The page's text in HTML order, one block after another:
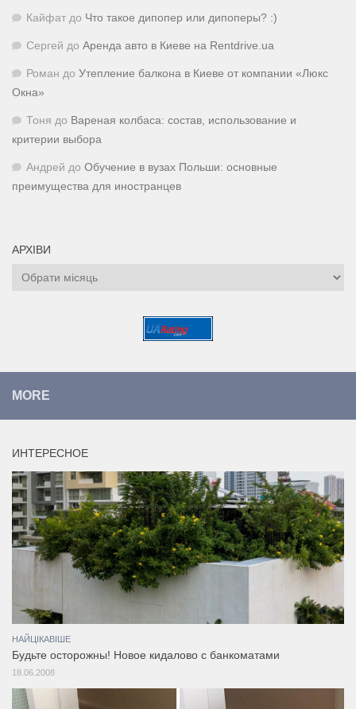
Кайфат до Что такое дипопер или дипоперы? :)
Сергей до Аренда авто в Киеве на Rentdrive.ua
Роман до Утепление балкона в Киеве от компании «Люкс
Окна»
Тоня до Вареная колбаса: состав, использование и
критерии выбора
Андрей до Обучение в вузах Польши: основные
преимущества для иностранцев
АРХІВИ
Архіви
MORE
ИНТЕРЕСНОЕ
НАЙЦІКАВІШЕ
Будьте осторожны! Новое кидалово с банкоматами
18.06.2008